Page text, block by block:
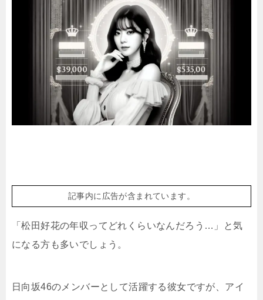
記事内に広告が含まれています。
「松田好花の年収ってどれくらいなんだろう…」と気
になる方も多いでしょう。
日向坂46のメンバーとして活躍する彼女ですが、アイ